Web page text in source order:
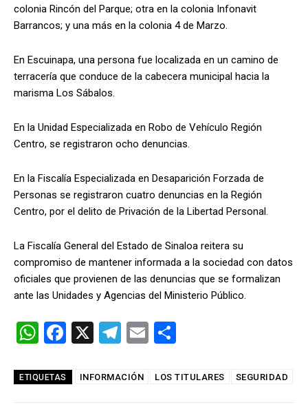
colonia Rincón del Parque; otra en la colonia Infonavit
Barrancos; y una más en la colonia 4 de Marzo.
En Escuinapa, una persona fue localizada en un camino de
terracería que conduce de la cabecera municipal hacia la
marisma Los Sábalos.
En la Unidad Especializada en Robo de Vehículo Región
Centro, se registraron ocho denuncias.
En la Fiscalía Especializada en Desaparición Forzada de
Personas se registraron cuatro denuncias en la Región
Centro, por el delito de Privación de la Libertad Personal.
La Fiscalía General del Estado de Sinaloa reitera su
compromiso de mantener informada a la sociedad con datos
oficiales que provienen de las denuncias que se formalizan
ante las Unidades y Agencias del Ministerio Público.
W
at
F
ce
X
T
e
E
ail m
ETIQUETAS INFORMACIÓN LOS TITULARES SEGURIDAD